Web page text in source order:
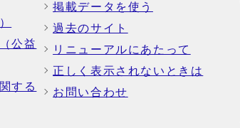
公益
する
掲載データを使う
過去のサイト
リニューアルにあたって
正しく表示されないときは
お問い合わせ